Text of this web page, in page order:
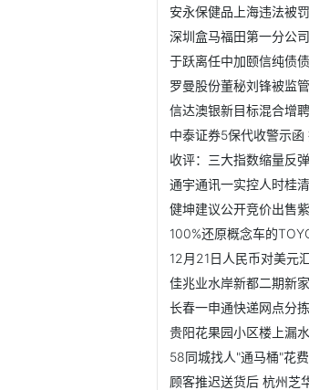
于跃离任中加颐信纯债
信达澳银新目标混合增